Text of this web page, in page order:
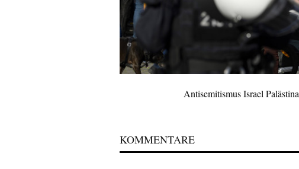
Antisemitismus Israel
KOMMENTARE